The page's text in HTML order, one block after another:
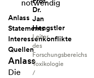
notwendig
Anlass
Statements
Interessenkonflikte
Quellen
Anlass
Die
Dr.
Jan
Hengstler
Leiter
des
Forschungsbereichs
Toxikologie
/